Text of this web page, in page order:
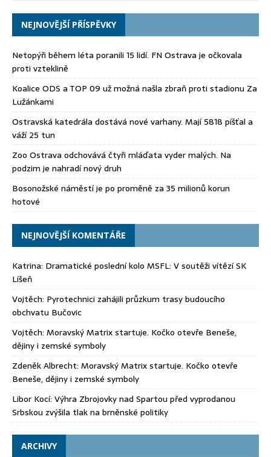
NEJNOVĚJŠÍ PŘÍSPĚVKY
Netopýři během léta poranili 15 lidí. FN Ostrava je očkovala
proti vzteklině
Koalice ODS a TOP 09 už možná našla zbraň proti stadionu Za
Lužánkami
Ostravská katedrála dostává nové varhany. Mají 5818 píšťal a
váží 25 tun
Zoo Ostrava odchovává čtyři mláďata vyder malých. Na
podzim je nahradí nový druh
Bosonožské náměstí je po proměně za 35 milionů korun
hotové
NEJNOVĚJŠÍ KOMENTÁŘE
Katrina: Dramatické poslední kolo MSFL: V soutěži vítězí SK
Líšeň
Vojtěch: Pyrotechnici zahájili průzkum trasy budoucího
obchvatu Bučovic
Vojtěch: Moravský Matrix startuje. Kočko otevře Beneše,
dějiny i zemské symboly
Zdeněk Albrecht: Moravský Matrix startuje. Kočko otevře
Beneše, dějiny i zemské symboly
Libor Kocí: Výhra Zbrojovky nad Spartou před vyprodanou
Srbskou zvýšila tlak na brněnské politiky
ARCHIVY